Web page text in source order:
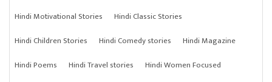
Hindi Motivational Stories
Hindi Classic Stories
Hindi Children Stories
Hindi Comedy stories
Hindi Magazine
Hindi Poems
Hindi Travel stories
Hindi Women Focused